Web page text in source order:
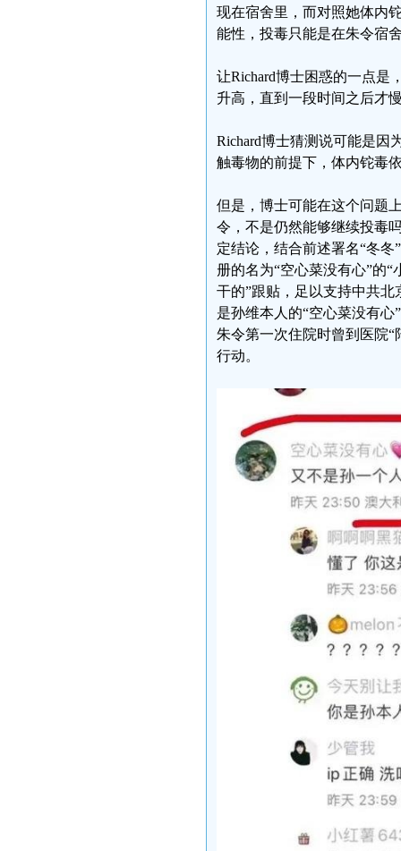
现在宿舍里，而对照她体内
能性，投毒只能是在朱令宿
让Richard博士困惑的一点是
升高，直到一段时间之后才
Richard博士猜测说可能是因
触毒物的前提下，体内铊毒
但是，博士可能在这个问题
令，不是仍然能够继续投毒
定结论，结合前述署名“冬
册的名为“空心菜没有心”的“
干的”跟贴，足以支持中共
是孙维本人的“空心菜没有
朱令第一次住院时曾到医院
行动。